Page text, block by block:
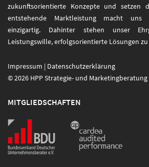
zukunftsorientierte Konzepte und setzen
entstehende Marktleistung macht uns
einzigartig. Dahinter stehen unser
Leistungswille, erfolgsorientierte Lösungen
Impressum | Datenschutzerklärung
© 2026 HPP Strategie- und Marketingberatung
MITGLIEDSCHAFTEN